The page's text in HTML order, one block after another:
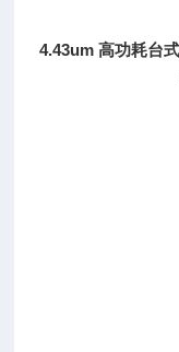
4.43um 高功耗台